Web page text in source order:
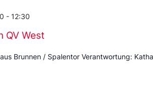
QV West
- 12:30
Brunnen / Spalentor Verantwortung: